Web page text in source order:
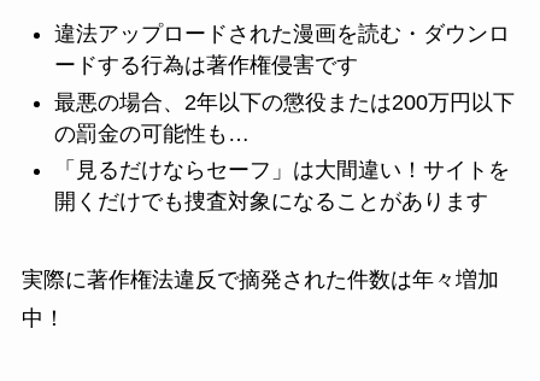
違法アップロードされた漫画を読む・ダウンロ
ードする行為は著作権侵害です
最悪の場合、2年以下の懲役または200万円以下
の罰金の可能性も…
「見るだけならセーフ」は大間違い！サイトを
開くだけでも捜査対象になることがあります
実際に著作権法違反で摘発された件数は年々増加
中！